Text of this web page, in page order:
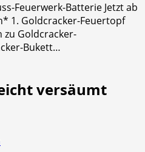
Feuerwerk-Batterie Jetzt ab
1. Goldcracker-Feuertopf
Goldcracker-
Bukett…
versäumt